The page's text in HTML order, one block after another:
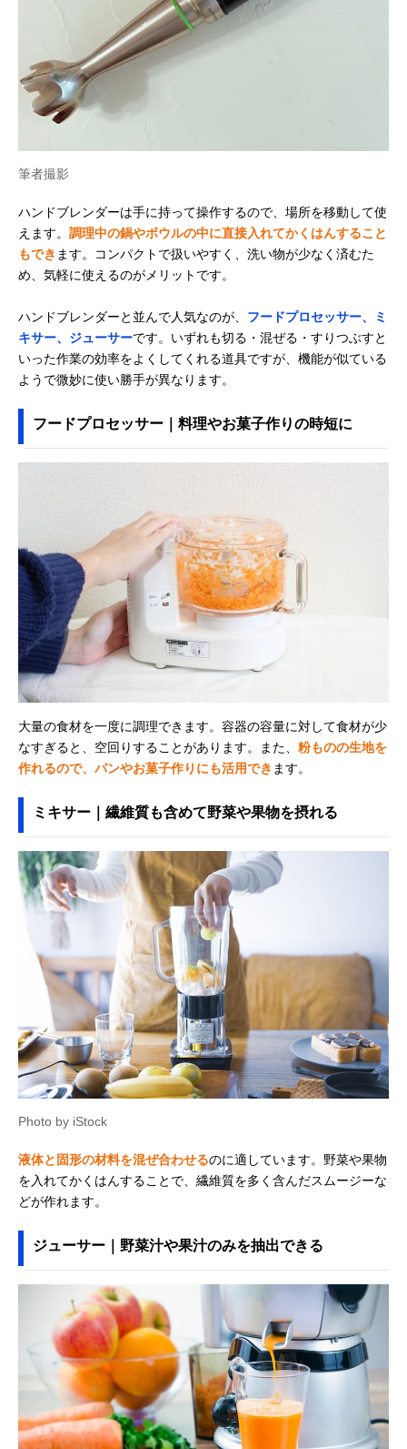
筆者撮影
ハンドブレンダーは手に持って操作するので、場所を移動して使
えます。 調理中の鍋やボウルの中に直接入れてかくはんすること
もでき ます。コンパクトで扱いやすく、洗い物が少なく済むた
め、気軽に使えるのがメリットです。
ハンドブレンダーと並んで人気なのが、 フードプロセッサー、ミ
キサー、ジューサーです。いずれも切る・混ぜる・すりつぶすと
いった作業の効率をよくしてくれる道具ですが、機能が似ている
ようで微妙に使い勝手が異なります。
フードプロセッサー｜料理やお菓子作りの時短に
大量の食材を一度に調理できます。容器の容量に対して食材が少
なすぎると、空回りすることがあります。また、 粉ものの生地を
作れるので、パンやお菓子作りにも活用でき ます。
ミキサー｜繊維質も含めて野菜や果物を摂れる
Photo by iStock
液体と固形の材料を混ぜ合わせるのに適しています。野菜や果物
を入れてかくはんすることで、繊維質を多く含んだスムージーな
どが作れます。
ジューサー｜野菜汁や果汁のみを抽出できる